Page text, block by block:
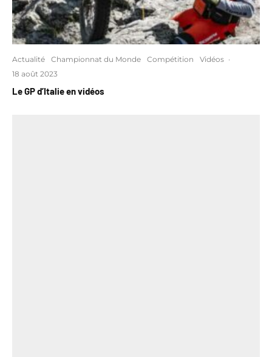
Actualité Championnat du Monde Compétition Vidéos ·
18 août 2023
Le GP d’Italie en vidéos